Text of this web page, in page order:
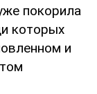
покорила
которых
и